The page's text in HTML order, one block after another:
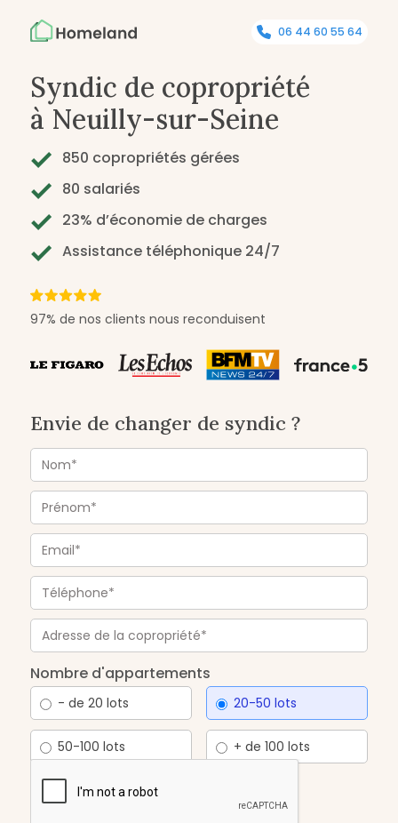
06 44 60 55 64
Syndic de copropriété
à Neuilly-sur-Seine
850 copropriétés gérées
80 salariés
23% d’économie de charges
Assistance téléphonique 24/7
97% de nos clients nous reconduisent
Envie de changer de syndic ?
Nombre d'appartements
- de 20 lots 20-50 lots
50-100 lots + de 100 lots